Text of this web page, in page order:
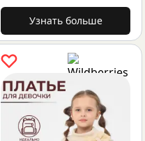
Узнать больше